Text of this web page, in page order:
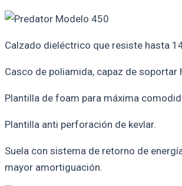
Calzado dieléctrico que resiste hasta
Casco de poliamida, capaz de soportar
Plantilla de foam para máxima
Plantilla anti perforación de kevlar.
Suela con sistema de retorno de
mayor amortiguación.